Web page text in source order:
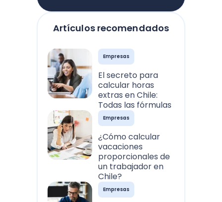
Artículos recomendados
Empresas
El secreto para
calcular horas
extras en Chile:
Todas las fórmulas
Empresas
¿Cómo calcular
vacaciones
proporcionales de
un trabajador en
Chile?
Empresas